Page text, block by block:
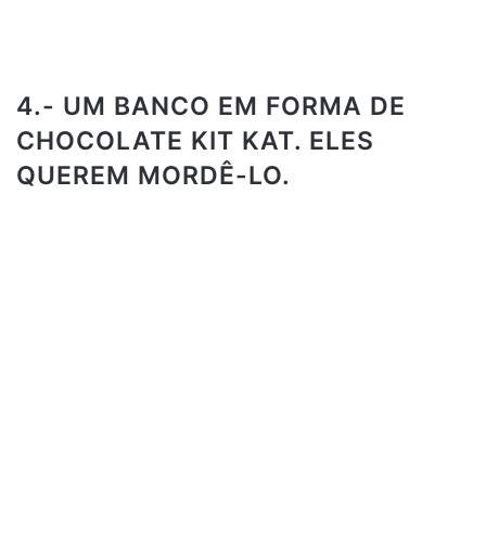
4.- UM BANCO EM FORMA DE
CHOCOLATE KIT KAT. ELES
QUEREM MORDÊ-LO.